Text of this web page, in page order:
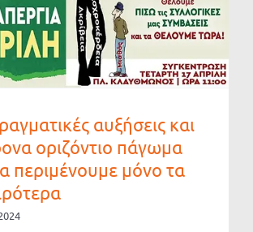
αυξήσεις και
οριζόντιο πάγωμα
περιμένουμε μόνο τα